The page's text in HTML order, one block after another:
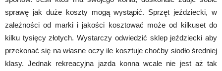
sprawę jak duże koszty mogą wystąpić. Sprzęt jeździecki, w
zależności od marki i jakości kosztować może od kilkuset do
kilku tysięcy złotych. Wystarczy odwiedzić sklep jeździecki aby
przekonać się na własne oczy ile kosztuje choćby siodło średniej
klasy. Jednak rekreacyjna jazda konna wcale nie jest aż tak